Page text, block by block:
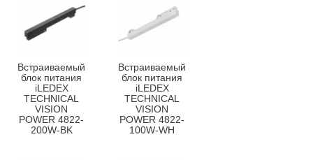
Встраиваемый
блок питания
iLEDEX
TECHNICAL
VISION
POWER 4822-
200W-BK
Встраиваемый
блок питания
iLEDEX
TECHNICAL
VISION
POWER 4822-
100W-WH